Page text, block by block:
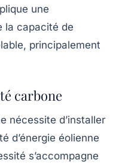
une
la capacité de
principalement
carbone
nécessite d’installer
d’énergie éolienne
s’accompagne